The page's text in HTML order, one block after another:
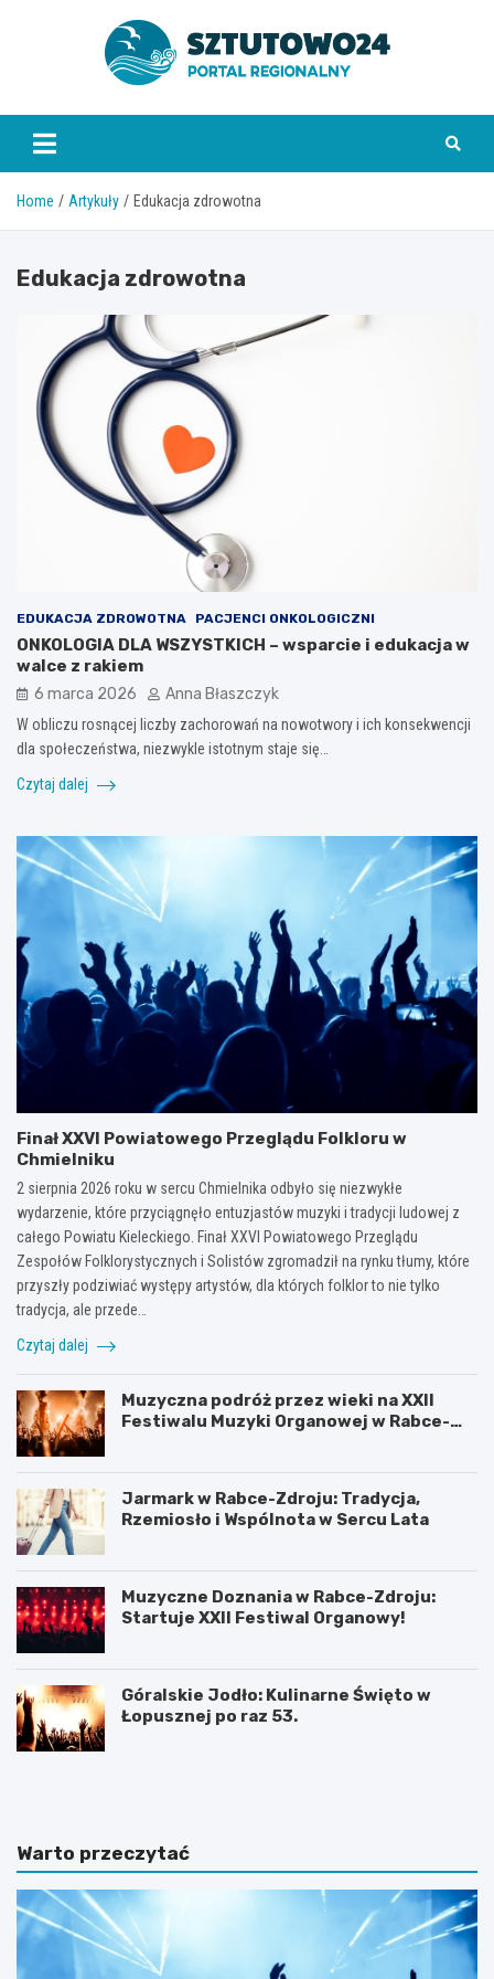
www.sztutowo24.pl
Home Artykuły Edukacja zdrowotna
Edukacja zdrowotna
EDUKACJA ZDROWOTNA PACJENCI ONKOLOGICZNI
ONKOLOGIA DLA WSZYSTKICH – wsparcie i edukacja w
walce z rakiem
6 marca 2026 Anna Błaszczyk
W obliczu rosnącej liczby zachorowań na nowotwory i ich konsekwencji
dla społeczeństwa, niezwykle istotnym staje się…
Czytaj dalej
Finał XXVI Powiatowego Przeglądu Folkloru w
Chmielniku
2 sierpnia 2026 roku w sercu Chmielnika odbyło się niezwykłe
wydarzenie, które przyciągnęło entuzjastów muzyki i tradycji ludowej z
całego Powiatu Kieleckiego. Finał XXVI Powiatowego Przeglądu
Zespołów Folklorystycznych i Solistów zgromadził na rynku tłumy, które
przyszły podziwiać występy artystów, dla których folklor to nie tylko
tradycja, ale przede…
Czytaj dalej
Muzyczna podróż przez wieki na XXII
Festiwalu Muzyki Organowej w Rabce-
Jarmark w Rabce-Zdroju: Tradycja,
Rzemiosło i Wspólnota w Sercu Lata
Muzyczne Doznania w Rabce-Zdroju:
Startuje XXII Festiwal Organowy!
Góralskie Jodło: Kulinarne Święto w
Łopusznej po raz 53.
P
D
u
b
a
j
P
w
S
z
t
Warto przeczytać